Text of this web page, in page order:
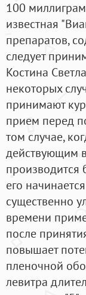
100
известная
препаратов,
следует
Костина
некоторых
принимают
прием перед
том случае,
действующим
производится
его
существенно
времени
после
повышает
пленочной
левитра